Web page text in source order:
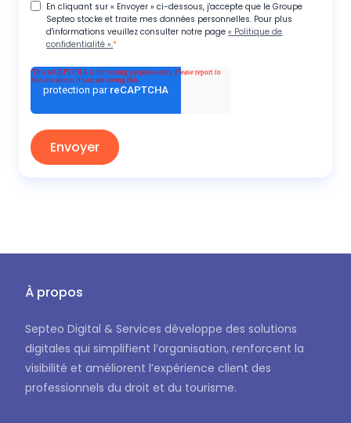
En cliquant sur « Envoyer » ci-dessous, j'accepte que le Groupe
Septeo stocke et traite mes données personnelles. Pour plus
d'informations veuillez consulter notre page« Politique de
confidentialité ».*
À propos
Septeo Digital & Services développe des solutions
digitales qui simplifient l’organisation, renforcent la
visibilité et améliorent l’expérience client des
professionnels du droit et du tourisme.